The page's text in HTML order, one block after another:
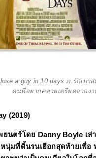
a guy in 10 days ภ.รักเบา
คนที่อยากคลายเครียดจากงา
(2019)
ยนตร์โดย Danny Boyle เล่
นุ่มที่ดิ้นรนเฮือกสุดท้ายเพื่อ